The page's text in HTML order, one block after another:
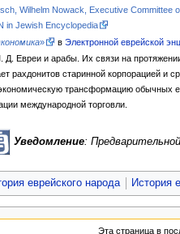
Joseph Jacobs.
in Jewish Encyclopedia
» в Электронной еврейской
Д. Евреи и арабы. Их связи на
рахдонитов старинной корпорацией и
трансформацию обычных
международной торговли.
Уведомление:
еврейского народа История
Эта страница в